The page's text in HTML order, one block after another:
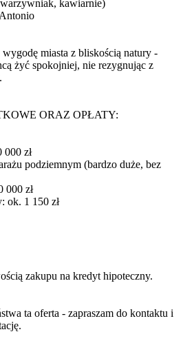
kawiarnie)
wygodę miasta z bliskością natury -
żyć spokojniej, nie rezygnując z
ORAZ OPŁATY:
000 zł
podziemnym (bardzo duże, bez
000 zł
ok. 1 150 zł
zakupu na kredyt hipoteczny.
ta oferta - zapraszam do kontaktu i